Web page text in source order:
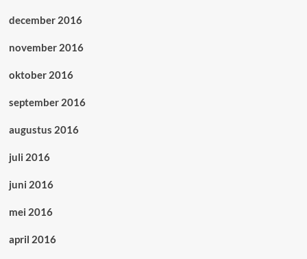
december 2016
november 2016
oktober 2016
september 2016
augustus 2016
juli 2016
juni 2016
mei 2016
april 2016